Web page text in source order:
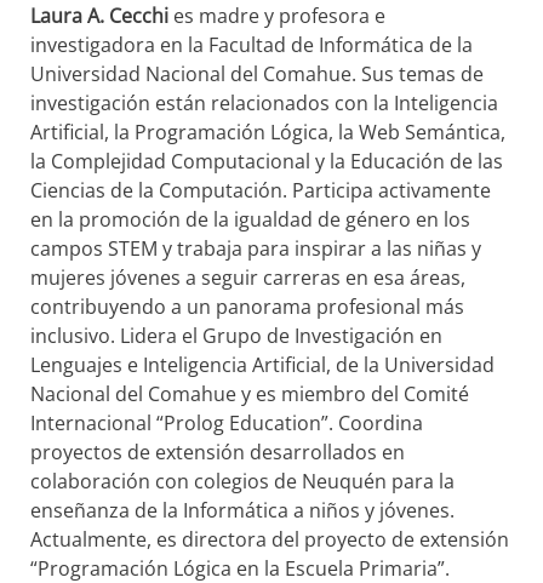
Laura A. Cecchi es madre y profesora e
investigadora en la Facultad de Informática de la
Universidad Nacional del Comahue. Sus temas de
investigación están relacionados con la Inteligencia
Artificial, la Programación Lógica, la Web Semántica,
la Complejidad Computacional y la Educación de las
Ciencias de la Computación. Participa activamente
en la promoción de la igualdad de género en los
campos STEM y trabaja para inspirar a las niñas y
mujeres jóvenes a seguir carreras en esa áreas,
contribuyendo a un panorama profesional más
inclusivo. Lidera el Grupo de Investigación en
Lenguajes e Inteligencia Artificial, de la Universidad
Nacional del Comahue y es miembro del Comité
Internacional “Prolog Education”. Coordina
proyectos de extensión desarrollados en
colaboración con colegios de Neuquén para la
enseñanza de la Informática a niños y jóvenes.
Actualmente, es directora del proyecto de extensión
“Programación Lógica en la Escuela Primaria”.